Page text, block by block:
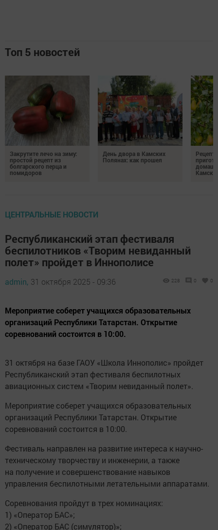
Топ 5 новостей
Закрутите лечо на зиму:
простой рецепт из
болгарского перца и
помидоров
День двора в Камских
Полянах: как прошел
ЦЕНТРАЛЬНЫЕ НОВОСТИ
Республиканский этап фестиваля
беспилотников «Творим невиданный
полет» пройдет в Иннополисе
admin, 31 октября 2025 - 09:36 228 0 0
Мероприятие соберет учащихся образовательных
организаций Республики Татарстан. Открытие
соревнований состоится в 10:00.
31 октября на базе ГАОУ «Школа Иннополис» пройдет
Республиканский этап фестиваля беспилотных
авиационных систем «Творим невиданный полет».
Мероприятие соберет учащихся образовательных
организаций Республики Татарстан. Открытие
соревнований состоится в 10:00.
Фестиваль направлен на развитие интереса к научно-
техническому творчеству и инженерии, а также
на получение и совершенствование навыков
управления беспилотными летательными аппаратами.
Соревнования пройдут в трех номинациях:
1) «Оператор БАС»;
2) «Оператор БАС (симулятор)»;